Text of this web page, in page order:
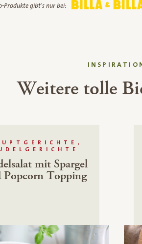
Produkte gibt's nur bei:
Weitere tolle
mit Spargel
Popcorn Topping